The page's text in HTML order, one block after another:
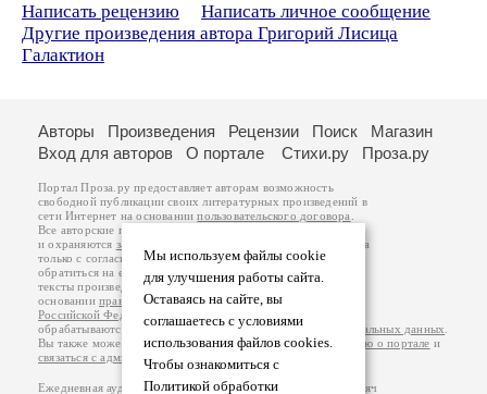
Написать рецензию
Написать личное сообщение
Другие произведения автора Григорий Лисица
Галактион
Мы используем файлы cookie
для улучшения работы сайта.
Оставаясь на сайте, вы
соглашаетесь с условиями
использования файлов cookies.
Чтобы ознакомиться с
Политикой обработки
Авторы Произведения Рецензии Поиск
Магазин
Вход для авторов
О портале Стихи.ру Проза.ру
Портал Проза.ру предоставляет авторам возможность
свободной публикации своих литературных произведений в
сети Интернет на основаниипользовательского договора
Все авторские права на произведения принадлежат авторам
и охраняются законом
. Перепечатка произведений возможна
только с согласия его автора, к которому вы можете
обратиться на его авторской странице. Ответственность за
тексты произведений авторы несут самостоятельно на
основанииправил публикацииизаконодательства
Российской Федерации
обрабатываются на основанииПолитики обработки персональных данных
Вы также можете посмотреть более подробнуюинформацию о портале и
связаться с администрацией
Ежедневная аудитория портала Проза.ру – порядка 100 тысяч